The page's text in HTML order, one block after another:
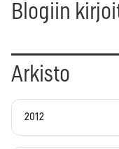
Blogiin
Arkisto
2012